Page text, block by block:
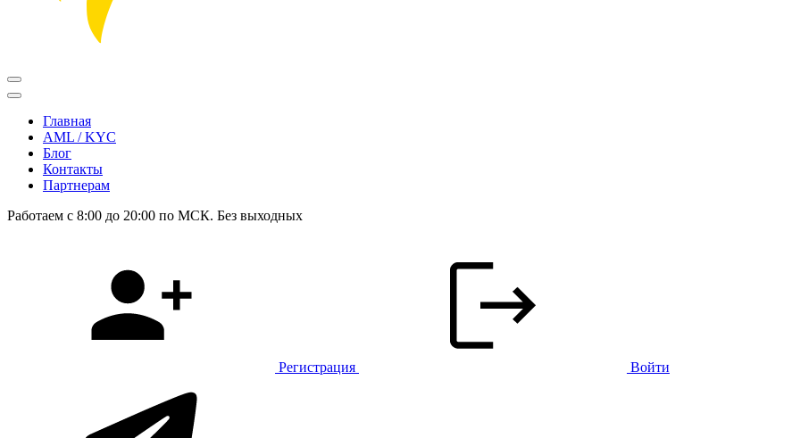
Главная
AML / KYC
Блог
Контакты
Партнерам
Работаем с 8:00 до 20:00 по МСК. Без выходных
Регистрация Войти